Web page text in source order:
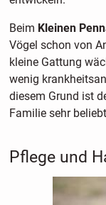
Beim Kleinen
Vögel schon von
kleine Gattung
wenig
diesem Grund ist
Familie sehr
Pflege und